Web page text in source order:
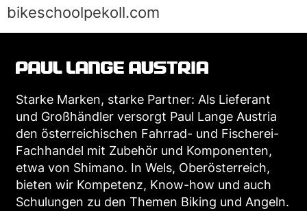
bikeschoolpekoll.com
Starke Marken, starke Partner: Als Lieferant
und Großhändler versorgt Paul Lange Austria
den österreichischen Fahrrad- und Fischerei-
Fachhandel mit Zubehör und Komponenten,
etwa von Shimano. In Wels, Oberösterreich,
bieten wir Kompetenz, Know-how und auch
Schulungen zu den Themen Biking und Angeln.